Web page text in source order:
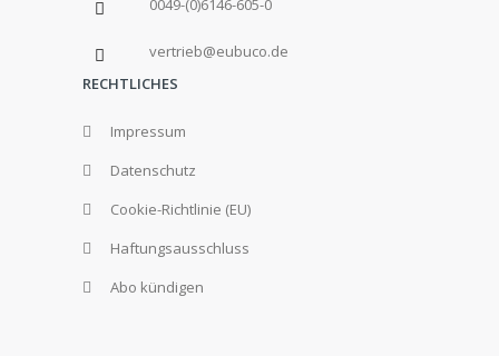
0049-(0)6146-605-0
vertrieb@eubuco.de
RECHTLICHES
Impressum
Datenschutz
Cookie-Richtlinie (EU)
Haftungsausschluss
Abo kündigen